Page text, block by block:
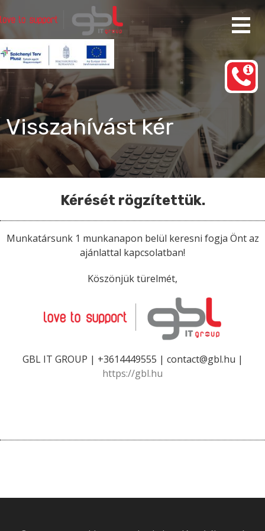
Rendszergazda Szolgáltatás Budapest
gbl IT group
a
tartalomhoz
Visszahívást kér
Kérését rögzítettük.
Munkatársunk 1 munkanapon belül keresni fogja Önt az
ajánlattal kapcsolatban!
Köszönjük türelmét,
GBL IT GROUP | +3614449555 | contact@gbl.hu |
https://gbl.hu